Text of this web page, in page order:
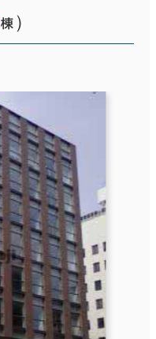
棟 ）